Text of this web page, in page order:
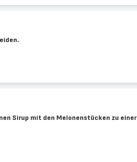
Sirup mit den Melonenstücken zu einer